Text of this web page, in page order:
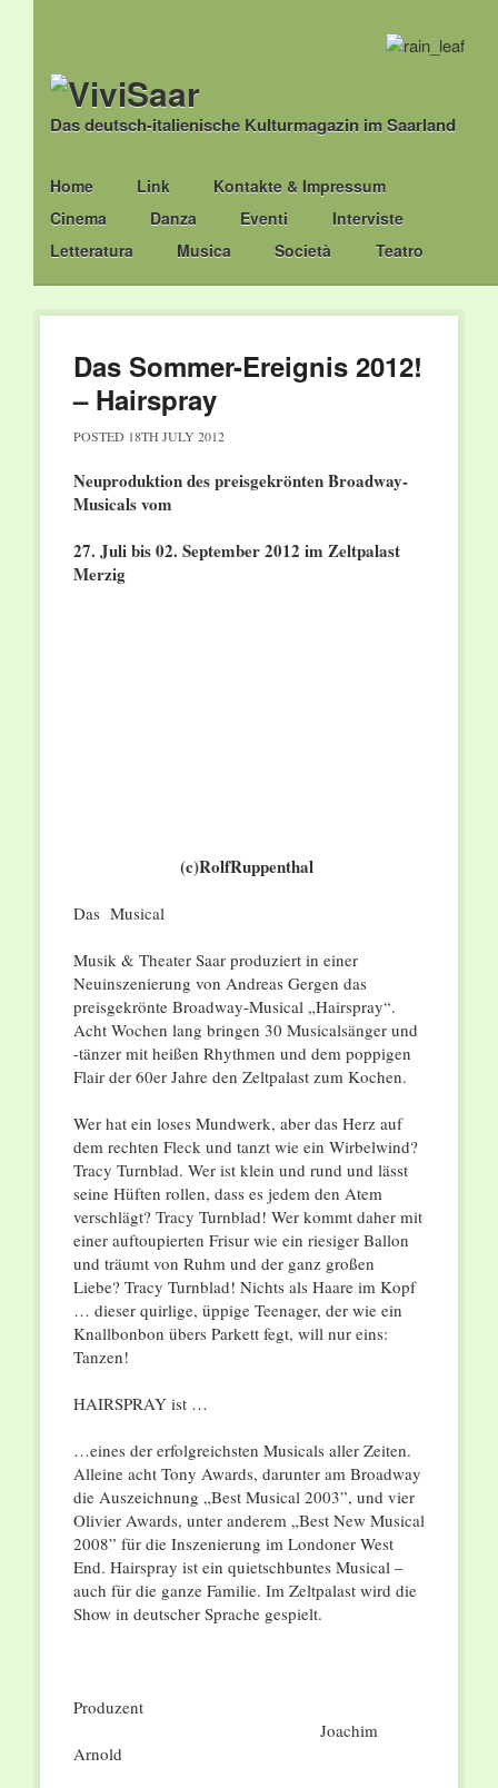
Das deutsch-italienische Kulturmagazin im Saarland
Main menu
Skip
to
content
Home Link
Kontakte & Impressum
Cinema
Danza Eventi
Interviste
Letteratura
Musica Società Teatro
Das Sommer-Ereignis 2012!
– Hairspray
POSTED 18TH JULY 2012
Neuproduktion des preisgekrönten Broadway-
Musicals vom
27. Juli bis 02. September 2012 im Zeltpalast
Merzig
(c)RolfRuppenthal
Das Musical
Musik & Theater Saar produziert in einer
Neuinszenierung von Andreas Gergen das
preisgekrönte Broadway-Musical „Hairspray“.
Acht Wochen lang bringen 30 Musicalsänger und
-tänzer mit heißen Rhythmen und dem poppigen
Flair der 60er Jahre den Zeltpalast zum Kochen.
Wer hat ein loses Mundwerk, aber das Herz auf
dem rechten Fleck und tanzt wie ein Wirbelwind?
Tracy Turnblad. Wer ist klein und rund und lässt
seine Hüften rollen, dass es jedem den Atem
verschlägt? Tracy Turnblad! Wer kommt daher mit
einer auftoupierten Frisur wie ein riesiger Ballon
und träumt von Ruhm und der ganz großen
Liebe? Tracy Turnblad! Nichts als Haare im Kopf
… dieser quirlige, üppige Teenager, der wie ein
Knallbonbon übers Parkett fegt, will nur eins:
Tanzen!
HAIRSPRAY ist …
…eines der erfolgreichsten Musicals aller Zeiten.
Alleine acht Tony Awards, darunter am Broadway
die Auszeichnung „Best Musical 2003”, und vier
Olivier Awards, unter anderem „Best New Musical
2008” für die Inszenierung im Londoner West
End. Hairspray ist ein quietschbuntes Musical –
auch für die ganze Familie. Im Zeltpalast wird die
Show in deutscher Sprache gespielt.
Produzent
Joachim
Arnold